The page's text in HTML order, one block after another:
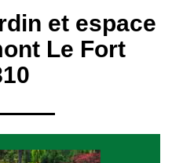
et espace
Le Fort